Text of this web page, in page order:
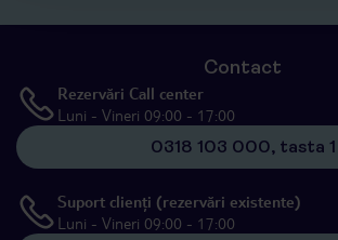
Contact
Rezervări Call center
Luni - Vineri 09:00 - 17:00
0318 103 000, tasta 1
Suport clienți (rezervări existente)
Luni - Vineri 09:00 - 17:00